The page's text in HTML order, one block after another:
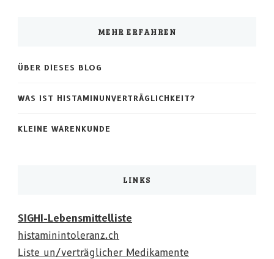
MEHR ERFAHREN
ÜBER DIESES BLOG
WAS IST HISTAMINUNVERTRÄGLICHKEIT?
KLEINE WARENKUNDE
LINKS
SIGHI-Lebensmittelliste
histaminintoleranz.ch
Liste un/verträglicher Medikamente